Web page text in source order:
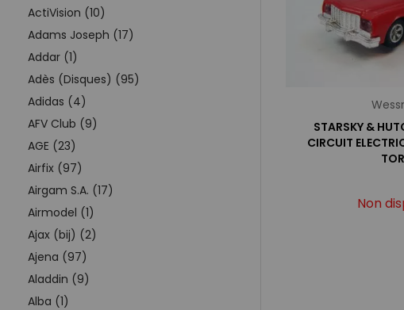
ActiVision (10)
Adams Joseph (17)
Addar (1)
Adès (Disques) (95)
Adidas (4)
AFV Club (9)
AGE (23)
Airfix (97)
Airgam S.A. (17)
Airmodel (1)
Ajax (bij) (2)
Ajena (97)
Aladdin (9)
Alba (1)
STARSKY &
CIRCUIT
Non